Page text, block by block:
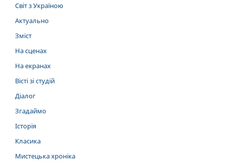
Світ з Україною
Актуально
Зміст
На сценах
На екранах
Вісті зі студій
Діалог
Згадаймо
Історія
Класика
Мистецька хроніка